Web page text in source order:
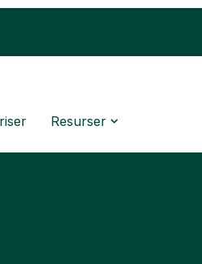
Resurser